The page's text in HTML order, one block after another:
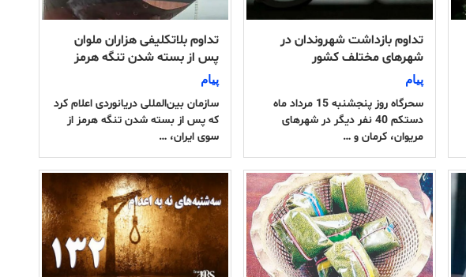
تداوم بازداشت شهروندان در
شهرهای مختلف کشور
پیام
سحرگاه روز پنجشنبه 15 مرداد ماه
دستکم 40 نفر دیگر در شهرهای
مریوان، کرمان و …
تداوم بلاتکلیفی هزاران ملوان
پس از بسته شدن تنگه هرمز
پیام
سازمان بین‌المللی دریانوردی اعلام کرد
که پس از بسته شدن تنگه هرمز از
سوی ایران، …